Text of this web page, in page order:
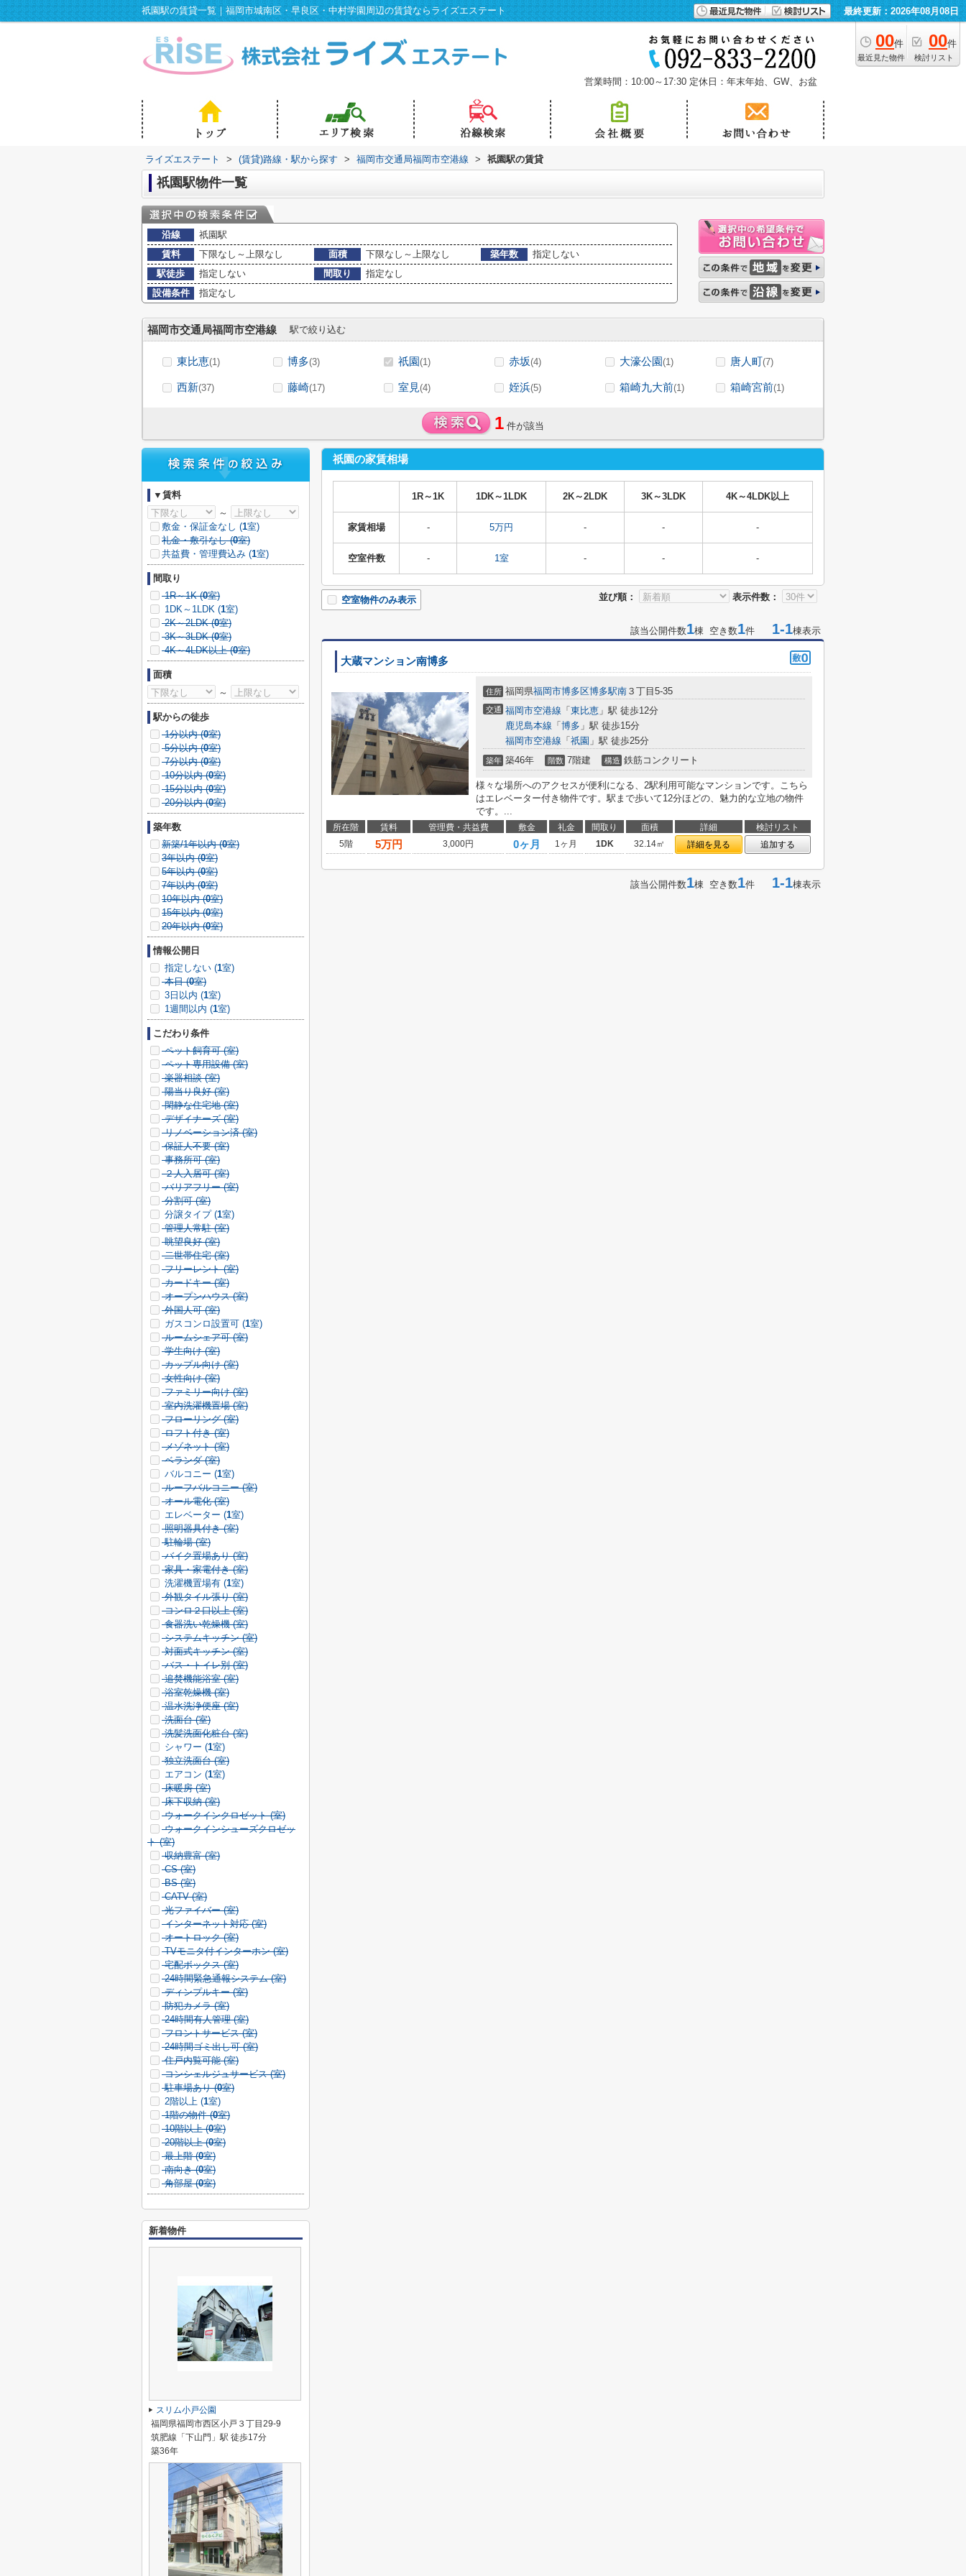
祇園駅の賃貸一覧｜福岡市城南区・早良区・中村学園周辺の賃貸ならライズエステート 最終更新：2026年08月08日
00件
最近見た物件
00件
検討リスト
営業時間：10:00～17:30 定休日：年末年始、GW、お盆
ライズエステート > (賃貸)路線・駅から探す > 福岡市交通局福岡市空港線 > 祇園駅の賃貸
祇園駅物件一覧
沿線
祇園駅
賃料
下限なし～上限なし 面積 下限なし～上限なし 築年数
指定しない
駅徒歩
指定しない 間取り
指定なし
設備条件
指定なし
福岡市交通局福岡市空港線 駅で絞り込む
東比恵(1) 博多(3) 祇園(1) 赤坂(4) 大濠公園(1) 唐人町(7)
西新(37) 藤崎(17) 室見(4) 姪浜(5) 箱崎九大前(1) 箱崎宮前(1)
1 件が該当
祇園の家賃相場
1R～1K 1DK～1LDK 2K～2LDK 3K～3LDK 4K～4LDK以上
家賃相場 - 5万円 - - -
空室件数 - 1室 - - -
並び順： 表示件数：
空室物件のみ表示
該当公開件数1棟 空き数1件 1-1棟表示
大蔵マンション南博多
住所 福岡県福岡市博多区博多駅南 ３丁目5-35
交通 福岡市空港線 「 東比恵 」駅 徒歩12分
鹿児島本線 「 博多 」駅 徒歩15分
福岡市空港線 「 祇園 」駅 徒歩25分
築年 築46年 階数 7階建 構造 鉄筋コンクリート
様々な場所へのアクセスが便利になる、2駅利用可能なマンションです。こちら
はエレベーター付き物件です。駅まで歩いて12分ほどの、魅力的な立地の物件
です。...
所在階 賃料 管理費・共益費 敷金 礼金 間取り 面積 詳細
検討リスト
5階
5万円 3,000円 0ヶ月 1ヶ月 1DK 32.14㎡ 詳細を見る 追加する
該当公開件数1棟 空き数1件 1-1棟表示
▼賃料
～
敷金・保証金なし (1室)
礼金・敷引なし (0室)
共益費・管理費込み (1室)
間取り
1R～1K (0室)
1DK～1LDK (1室)
2K～2LDK (0室)
3K～3LDK (0室)
4K～4LDK以上 (0室)
面積
～
駅からの徒歩
1分以内 (0室)
5分以内 (0室)
7分以内 (0室)
10分以内 (0室)
15分以内 (0室)
20分以内 (0室)
築年数
新築/1年以内 (0室)
3年以内 (0室)
5年以内 (0室)
7年以内 (0室)
10年以内 (0室)
15年以内 (0室)
20年以内 (0室)
情報公開日
指定しない (1室)
本日 (0室)
3日以内 (1室)
1週間以内 (1室)
こだわり条件
ペット飼育可 (室)
ペット専用設備 (室)
楽器相談 (室)
陽当り良好 (室)
閑静な住宅地 (室)
デザイナーズ (室)
リノベーション済 (室)
保証人不要 (室)
事務所可 (室)
２人入居可 (室)
バリアフリー (室)
分割可 (室)
分譲タイプ (1室)
管理人常駐 (室)
眺望良好 (室)
二世帯住宅 (室)
フリーレント (室)
カードキー (室)
オープンハウス (室)
外国人可 (室)
ガスコンロ設置可 (1室)
ルームシェア可 (室)
学生向け (室)
カップル向け (室)
女性向け (室)
ファミリー向け (室)
室内洗濯機置場 (室)
フローリング (室)
ロフト付き (室)
メゾネット (室)
ベランダ (室)
バルコニー (1室)
ルーフバルコニー (室)
オール電化 (室)
エレベーター (1室)
照明器具付き (室)
駐輪場 (室)
バイク置場あり (室)
家具・家電付き (室)
洗濯機置場有 (1室)
外観タイル張り (室)
コンロ２口以上 (室)
食器洗い乾燥機 (室)
システムキッチン (室)
対面式キッチン (室)
バス・トイレ別 (室)
追焚機能浴室 (室)
浴室乾燥機 (室)
温水洗浄便座 (室)
洗面台 (室)
洗髪洗面化粧台 (室)
シャワー (1室)
独立洗面台 (室)
エアコン (1室)
床暖房 (室)
床下収納 (室)
ウォークインクロゼット (室)
ウォークインシューズクロゼッ
ト (室)
収納豊富 (室)
CS (室)
BS (室)
CATV (室)
光ファイバー (室)
インターネット対応 (室)
オートロック (室)
TVモニタ付インターホン (室)
宅配ボックス (室)
24時間緊急通報システム (室)
ディンプルキー (室)
防犯カメラ (室)
24時間有人管理 (室)
フロントサービス (室)
24時間ゴミ出し可 (室)
住戸内覧可能 (室)
コンシェルジュサービス (室)
駐車場あり (0室)
2階以上 (1室)
1階の物件 (0室)
10階以上 (0室)
20階以上 (0室)
最上階 (0室)
南向き (0室)
角部屋 (0室)
新着物件
スリム小戸公園
福岡県福岡市西区小戸３丁目29-9
筑肥線「下山門」駅 徒歩17分
築36年